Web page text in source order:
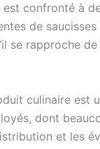
confronté à
de
se rapproche
culinaire
dont
et les